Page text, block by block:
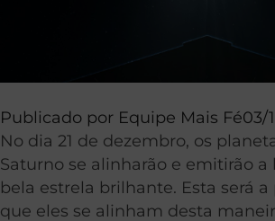
Publicado por Equipe Mais Fé03/
No dia 21 de dezembro, os
Saturno se alinharão e emitirão a
bela estrela brilhante. Esta será a
que eles se alinham desta